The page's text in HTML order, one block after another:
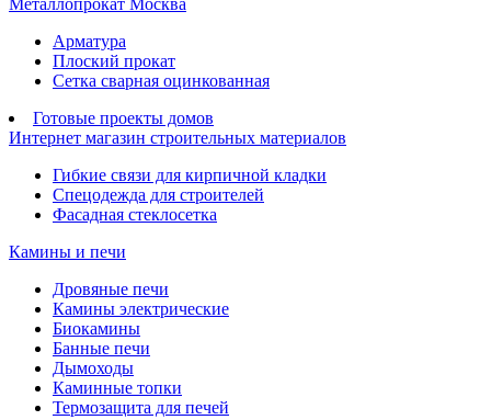
Металлопрокат Москва
Арматура
Плоский прокат
Сетка сварная оцинкованная
Готовые проекты домов
Интернет магазин строительных материалов
Гибкие связи для кирпичной кладки
Спецодежда для строителей
Фасадная стеклосетка
Камины и печи
Дровяные печи
Камины электрические
Биокамины
Банные печи
Дымоходы
Каминные топки
Термозащита для печей